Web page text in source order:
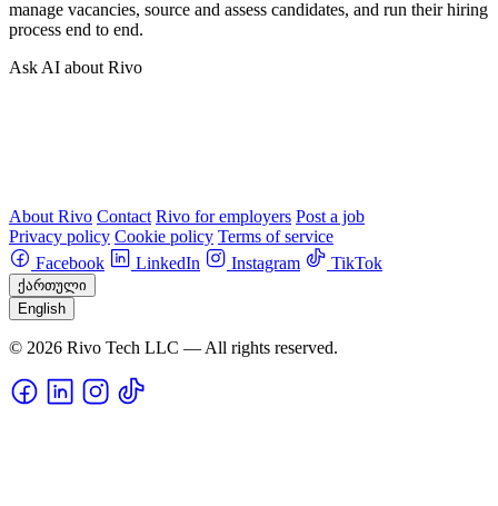
manage vacancies, source and assess candidates, and run their hiring
process end to end.
Ask AI about Rivo
About Rivo Contact Rivo for employers Post a job
Privacy policy Cookie policy Terms of service
Facebook
LinkedIn Instagram TikTok
ქართული
English
© 2026 Rivo Tech LLC — All rights reserved.